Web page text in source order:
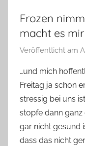
Frozen
macht es
Veröffentlicht am
…und mich
Freitag ja schon
stressig bei uns
stopfe dann ganz
gar nicht gesund
dass das nicht